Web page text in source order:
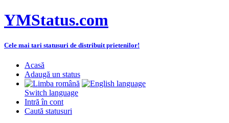
YMStatus.com
Cele mai tari statusuri de distribuit prietenilor!
Acasă
Adaugă un status
Switch language
Intră în cont
Caută statusuri